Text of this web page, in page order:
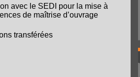
avec le SEDI pour la mise à
de maîtrise d’ouvrage
transférées